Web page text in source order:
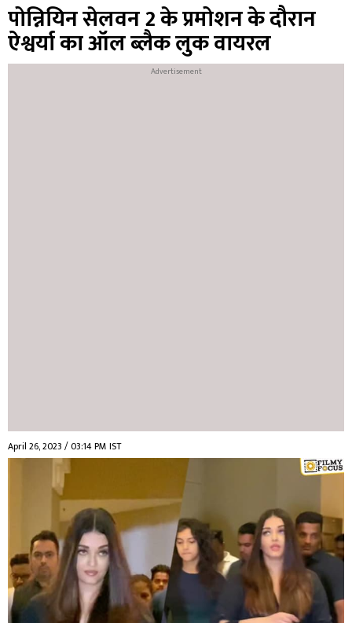
पोन्नियिन सेलवन 2 के प्रमोशन के दौरान
ऐश्वर्या का ऑल ब्लैक लुक वायरल
April 26, 2023 / 03:14 PM IST